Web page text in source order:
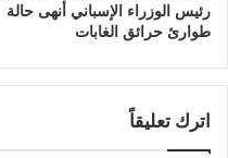
رئيس الوزراء الإسباني أنهى حالة
طوارئ حرائق الغابات
اترك تعليقاً